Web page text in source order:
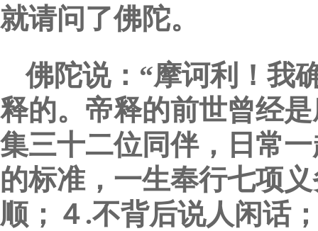
就请问了佛陀。
佛陀说：“摩诃利！我
释的。帝释的前世曾经
集三十二位同伴，日常
的标准，一生奉行七项
顺；４.不背后说人闲话